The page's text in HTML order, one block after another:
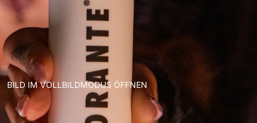
BILD IM VOLLBILDMODUS ÖFFNEN